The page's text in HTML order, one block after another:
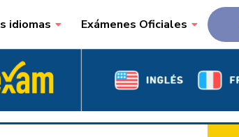
idiomas Exámenes Oficiales